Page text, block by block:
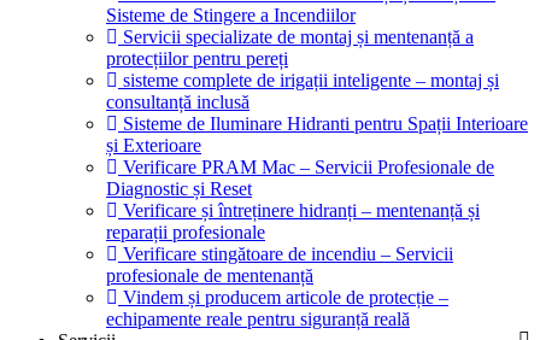
Sisteme de Stingere a Incendiilor
Servicii specializate de montaj și mentenanță a
protecțiilor pentru pereți
sisteme complete de irigații inteligente – montaj și
consultanță inclusă
Sisteme de Iluminare Hidranti pentru Spații Interioare
și Exterioare
Verificare PRAM Mac – Servicii Profesionale de
Diagnostic și Reset
Verificare și întreținere hidranți – mentenanță și
reparații profesionale
Verificare stingătoare de incendiu – Servicii
profesionale de mentenanță
Vindem și producem articole de protecție –
echipamente reale pentru siguranță reală